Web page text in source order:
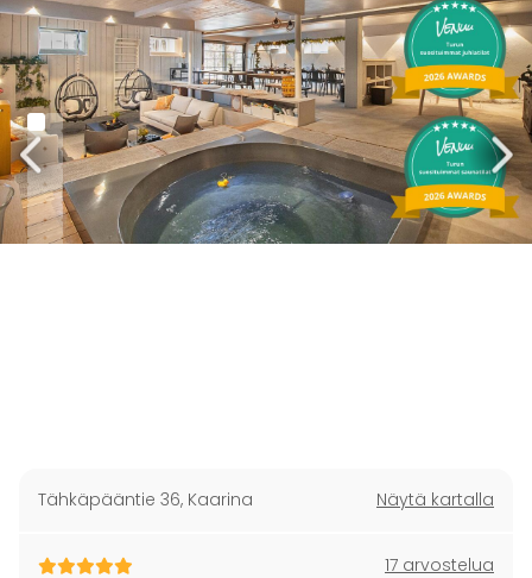
Tähkäpääntie 36, Kaarina Näytä kartalla
17 arvostelua